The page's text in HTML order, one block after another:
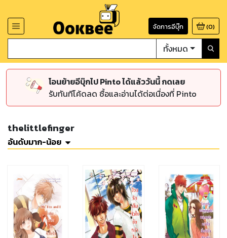
จัดการอีบุ๊ก (0)
ทั้งหมด
โอนย้ายอีบุ๊กไป Pinto ได้แล้ววันนี้ กดเลย
รับทันทีโค้ดลด ซื้อและอ่านได้ต่อเนื่องที่ Pinto
thelittlefinger
อันดับมาก-น้อย